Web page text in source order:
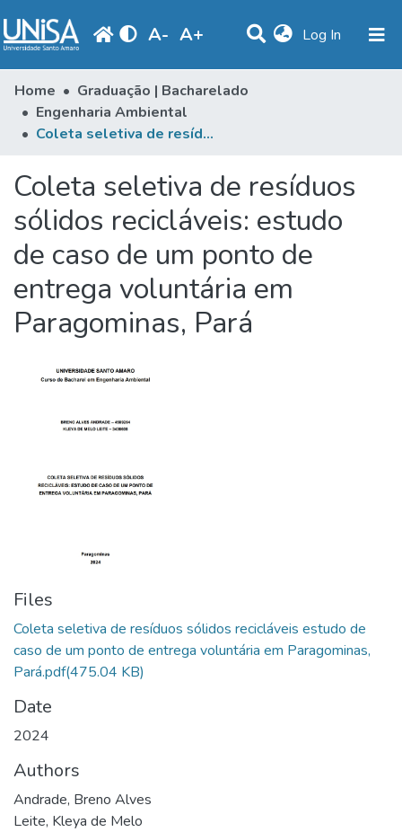
A- A+ Log In (current)
Statistics
Communities & Collections
Produção Docente
Library
Periodicals
Home
Graduação | Bacharelado
Engenharia Ambiental
Coleta seletiva de resíduos sólidos recicláveis: estudo de caso de um ponto de entrega voluntária em Paragominas, Pará
Coleta seletiva de resíduos
sólidos recicláveis: estudo
de caso de um ponto de
entrega voluntária em
Paragominas, Pará
Files
Coleta seletiva de resíduos sólidos recicláveis estudo de
caso de um ponto de entrega voluntária em Paragominas,
Pará.pdf(475.04 KB)
Date
2024
Authors
Andrade, Breno Alves
Leite, Kleya de Melo